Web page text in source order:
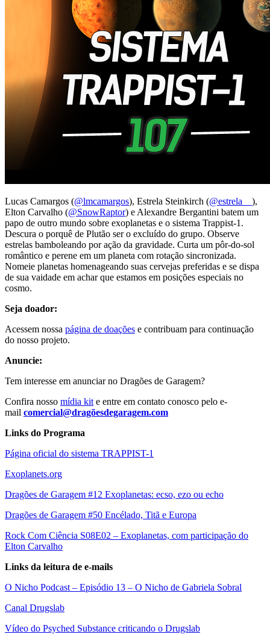
Lucas Camargos (@lmcamargos), Estrela Steinkirch (@estrela__ ),
Elton Carvalho (@SnowRaptor) e Alexandre Bergantini batem um
papo de outro mundo sobre exoplanetas e o sistema Trappist-1.
Descura o porquê de Plutão ser o excluído do grupo. Observe
estrelas bamboleando por ação da gravidade. Curta um pôr-do-sol
romântico e perene em um planeta com rotação sincronizada.
Nomeie planetas homenageando suas cervejas preferidas e se dispa
de sua vaidade em achar que estamos em posições especiais no
cosmo.
Seja doador:
Acessem nossa página de doações e contribuam para continuação
do nosso projeto.
Anuncie:
Tem interesse em anunciar no Dragões de Garagem?
Confira nosso mídia kit e entre em contato conosco pelo e-
mail comercial@dragõesdegaragem.com
Links do Programa
Página oficial do sistema TRAPPIST-1
Exoplanets.org
Dragões de Garagem #12 Exoplanetas: ecso, ezo ou echo
Dragões de Garagem #50 Encélado, Titã e Europa
Rock Com Ciência S08E02 – Exoplanetas, com participação do
Elton Carvalho
Links da leitura de e-mails
O Nicho Podcast – Episódio 13 – O Nicho de Gabriela Sobral
Canal Drugslab
Vídeo do Psyched Substance criticando o Drugslab